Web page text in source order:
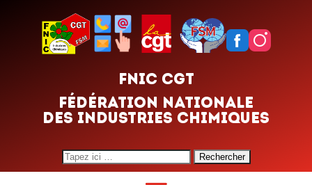
FNIC CGT
FÉDÉRATION NATIONALE
DES INDUSTRIES CHIMIQUES
Search
for: